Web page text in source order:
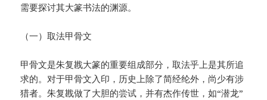
需要探讨其大篆书法的渊源。
（一）取法甲骨文
甲骨文是朱复戡大篆的重要组成部分，取法乎上是其所追
求的。对于甲骨文入印，历史上除了简经纶外，尚少有涉
猎者。朱复戡做了大胆的尝试，并有杰作传世，如“潜龙”